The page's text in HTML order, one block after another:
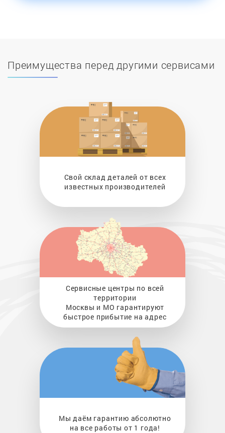
Преимущества перед другими сервисами
Свой склад деталей от всех
известных производителей
Сервисные центры по всей
территории
Москвы и МО гарантируют
быстрое прибытие на адрес
Мы даём гарантию абсолютно
на все работы от 1 года!